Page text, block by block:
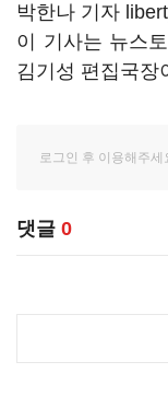
박한나 기자
이 기사는 뉴스
김기성 편집국장
댓글 0